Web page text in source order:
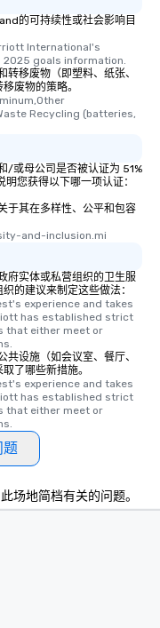
的可持续性或社会影响目
International's
goals information.
移废物（即塑料、纸张、
废物的策略。
Recycling (batteries,
或母公司是否被认证为 51%
您获得以下哪一项认证：
其在多样性、公平和包容
and-inclusion.mi
实体或私营组织的卫生服
的建议来制定这些做法：
experience and takes
has established strict
that either meet or
设施（如会议室、餐厅、
了哪些新措施。
experience and takes
has established strict
that either meet or
场地简档有关的问题。